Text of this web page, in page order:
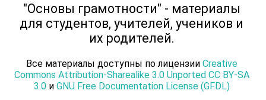
"Основы грамотности" - материалы
для студентов, учителей, учеников и
их родителей.
Все материалы доступны по лицензии Creative
Commons Attribution-Sharealike 3.0 Unported CC BY-SA
3.0и GNU Free Documentation License (GFDL)